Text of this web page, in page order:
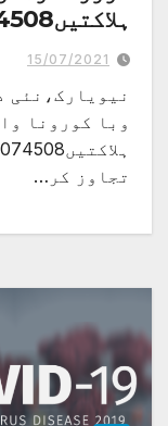
ہلاکتیں4074508ہو گئیں
15/07/2021
نیویارک،نئی
وبا کورونا
تجاوز کر…